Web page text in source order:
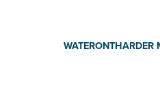
WATERONTHARDER